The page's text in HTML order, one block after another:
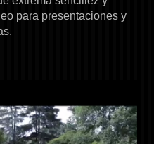
para presentaciones y